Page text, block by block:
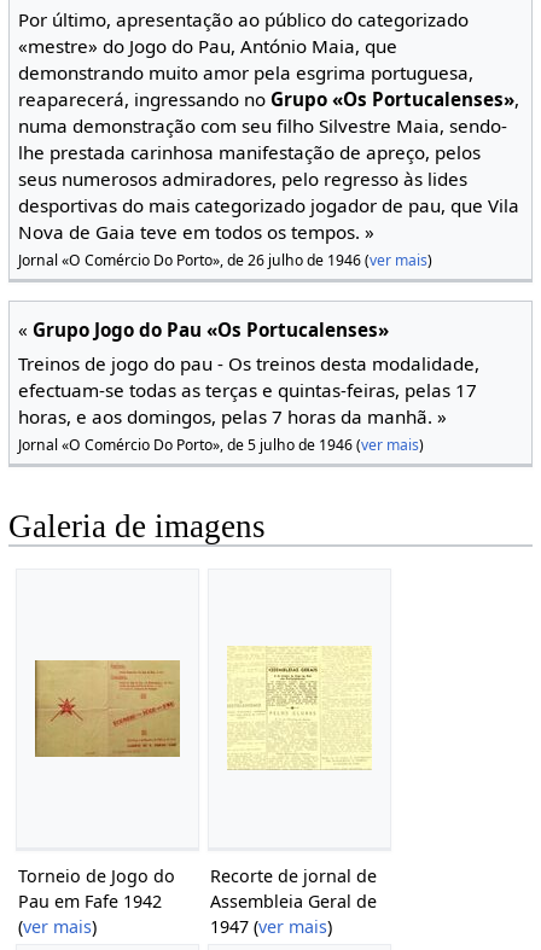
Por último, apresentação ao público do categorizado
«mestre» do Jogo do Pau, António Maia, que
demonstrando muito amor pela esgrima portuguesa,
reaparecerá, ingressando noGrupo «Os Portucalenses»,
numa demonstração com seu filho Silvestre Maia, sendo-
lhe prestada carinhosa manifestação de apreço, pelos
seus numerosos admiradores, pelo regresso às lides
desportivas do mais categorizado jogador de pau, que Vila
Nova de Gaia teve em todos os tempos. »
Jornal «O Comércio Do Porto», de 26 julho de 1946 (ver mais)
«Grupo Jogo do Pau «Os Portucalenses»
Treinos de jogo do pau - Os treinos desta modalidade,
efectuam-se todas as terças e quintas-feiras, pelas 17
horas, e aos domingos, pelas 7 horas da manhã. »
Jornal «O Comércio Do Porto», de 5 julho de 1946 (ver mais)
Galeria de imagens
Torneio de Jogo do
Pau em Fafe 1942
(ver mais)
Recorte de jornal de
Assembleia Geral de
1947 (ver mais)